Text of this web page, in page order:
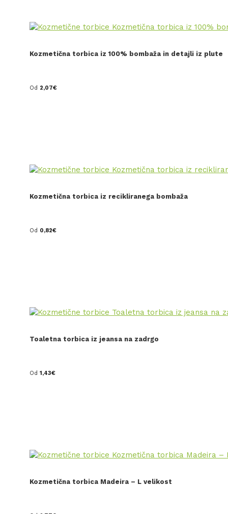
Kozmetična torbica iz 100% bombaža in detajli iz plute
Od 2,07€
Kozmetična torbica iz recikliranega bombaža
Od 0,82€
Toaletna torbica iz jeansa na zadrgo
Od 1,43€
Kozmetična torbica Madeira – L velikost